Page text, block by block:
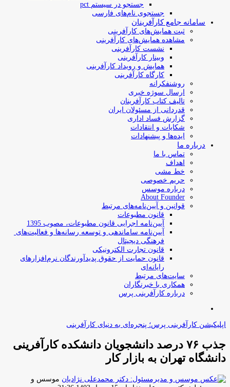
جستجو در سیستم pct
جستجوی نام‌های فارسی
سامانه جامع کارآفرینان
ثبت همایش‌های کارآفرینی
مشاهده همایش‌های کارآفرینی
نشست کارآفرینی
وبینار کارآفرینی
همایش و رویداد کارآفرینی
کارگاه کارآفرینی
روشنفکرانه
ارسال سوژه‌ خبری
تالیف کتاب کارآفرینان
قدردانی از مسئولان ایران
گزارش فساد اداری
شکایات و انتقادات
ایده‌ها و پیشنهادات
درباره ما
تماس با ما
اهداف
خط مشی
حریم خصوصی
درباره موسس
About Founder
قوانین و آیین‌نامه‌های مرتبط
‌قانون مطبوعات
آیین‌نامه اجرایی قانون مطبوعات، مصوب 1395
آیین‌نامه سامان­دهی و توسعه رسانه­‌ها و فعالیت‌­های
فرهنگی دیجیتال
قانون تجارت الکترونیکی
قانون حمایت از حقوق پدیدآورندگان نرم‌افزارهای
رایانه‌ای
سایت‌های مرتبط
همکاری با خبرنگاران
درباره کارآفرینی پرس
اپلیکیشن کارآفرینی پرس؛ پنجره‌ای به دنیای کارآفرینی
جذب ۷۶ درصد دانشجویان دانشکده کارآفرینی
دانشگاه تهران به بازار کار
موسس و